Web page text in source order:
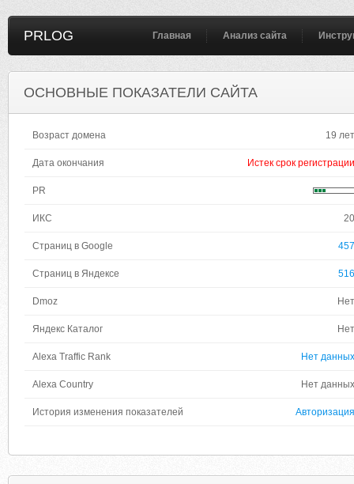
PRLOG Главная Анализ сайта
ОСНОВНЫЕ ПОКАЗАТЕЛИ САЙТА
Возраст домена 19 лет
Дата окончания Истек срок регистрации
PR
ИКС 20
Страниц в Google 457
Страниц в Яндексе 516
Dmoz Нет
Яндекс Каталог Нет
Alexa Traffic Rank Нет данных
Alexa Country Нет данных
История изменения показателей Авторизация